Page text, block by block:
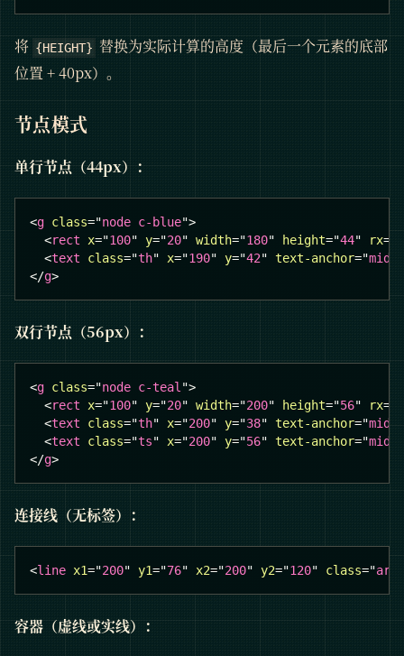
将 {HEIGHT} 替换为实际计算的高度（最后一个元素的底部
位置 + 40px）。
节点模式
单行节点（44px）：
<g class="node c-blue">
<rect x="100" y="20" width="180" height="44" rx=
<text class="th" x="190" y="42" text-anchor="
</g>
双行节点（56px）：
<g class="node c-teal ">
<rect x="100" y="20" width="200" height="56" rx=
<text class="th" x="200" y="38" text-anchor="
<text class="ts" x="200" y="56" text-anchor="
</g>
连接线（无标签）：
<line x1="200" y1="76" x2="200" y2="120" class="arr
容器（虚线或实线）：